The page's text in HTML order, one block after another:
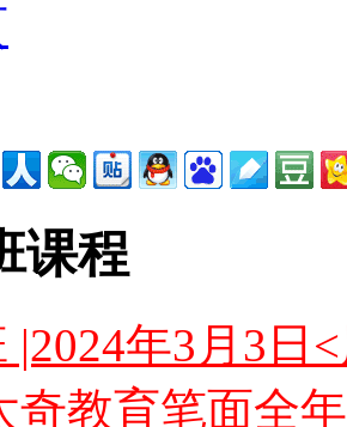
课程
|2024年3月3日
奇教育笔面全